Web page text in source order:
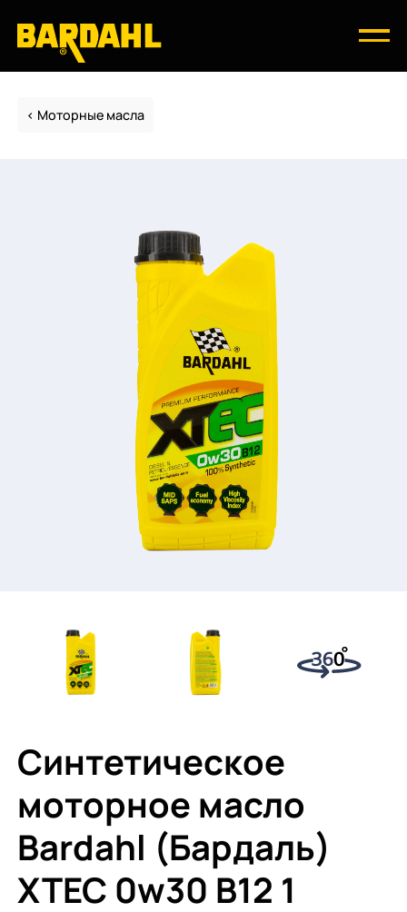
Моторные масла
Синтетическое
моторное масло
Bardahl (Бардаль)
XTEC 0w30 B12 1